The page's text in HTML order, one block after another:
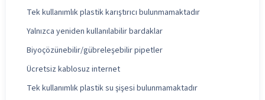
Tek kullanımlık plastik karıştırıcı bulunmamaktadır
Yalnızca yeniden kullanılabilir bardaklar
Biyoçözünebilir/gübreleşebilir pipetler
Ücretsiz kablosuz internet
Tek kullanımlık plastik su şişesi bulunmamaktadır